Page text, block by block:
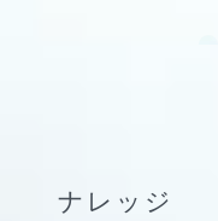
ナレッジ